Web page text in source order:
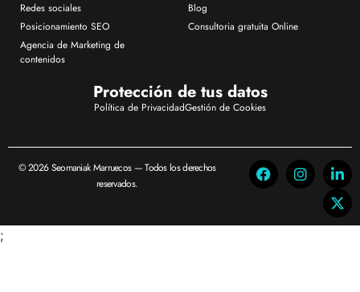
Redes sociales
Posicionamiento SEO
Agencia de Marketing de
contenidos
Blog
Consultoria gratuita Online
Protección de tus datos
Política de PrivacidadGestión de Cookies
© 2026 Seomaniak Marruecos — Todos los derechos
reservados.
;